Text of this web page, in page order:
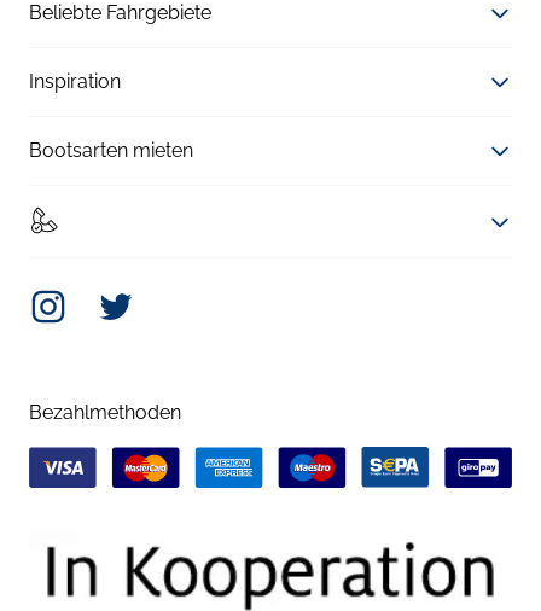
Beliebte Fahrgebiete
Inspiration
Bootsarten mieten
InstagramTwitter
Bezahlmethoden